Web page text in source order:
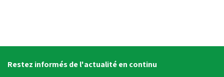
Restez informés de l'actualité en continu